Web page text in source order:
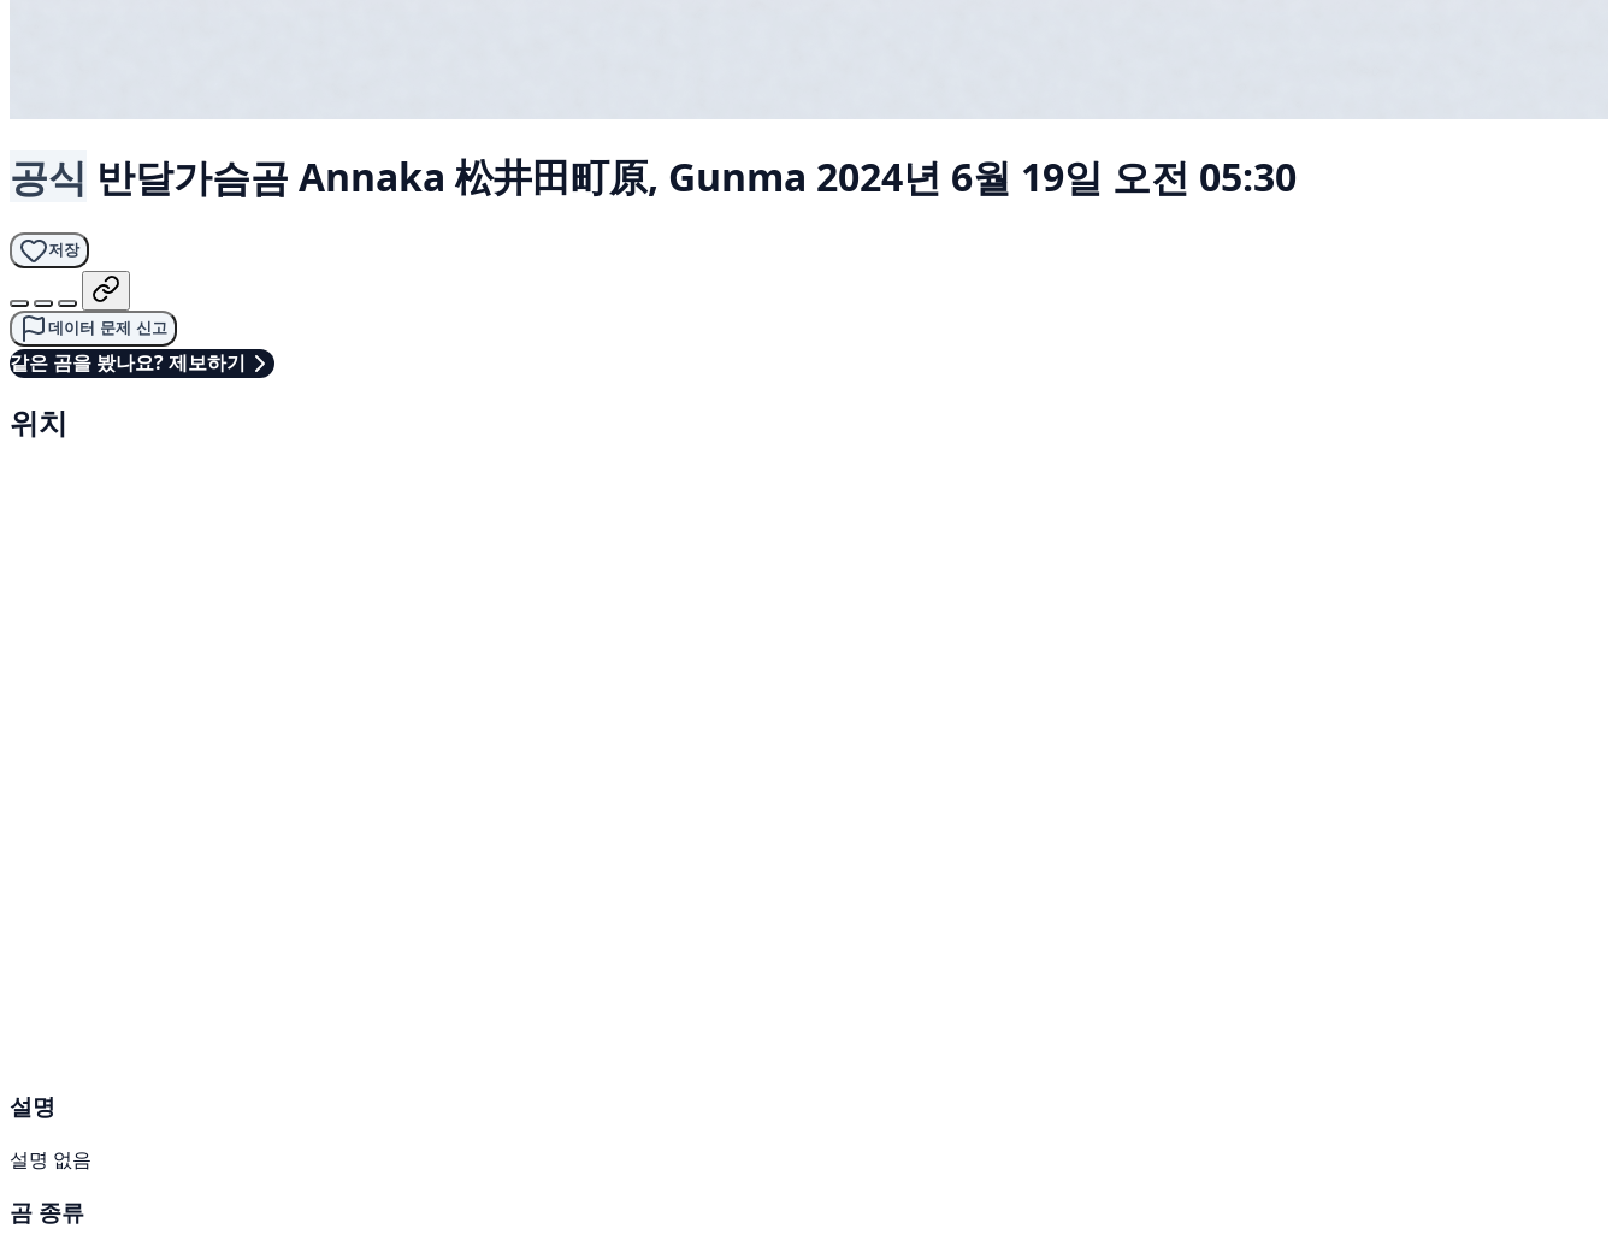
공식 반달가슴곰 Annaka 松井田町原, Gunma 2024년 6월 19일 오전 05:30
저장
데이터 문제 신고
같은 곰을 봤나요? 제보하기
위치
설명
설명 없음
곰 종류